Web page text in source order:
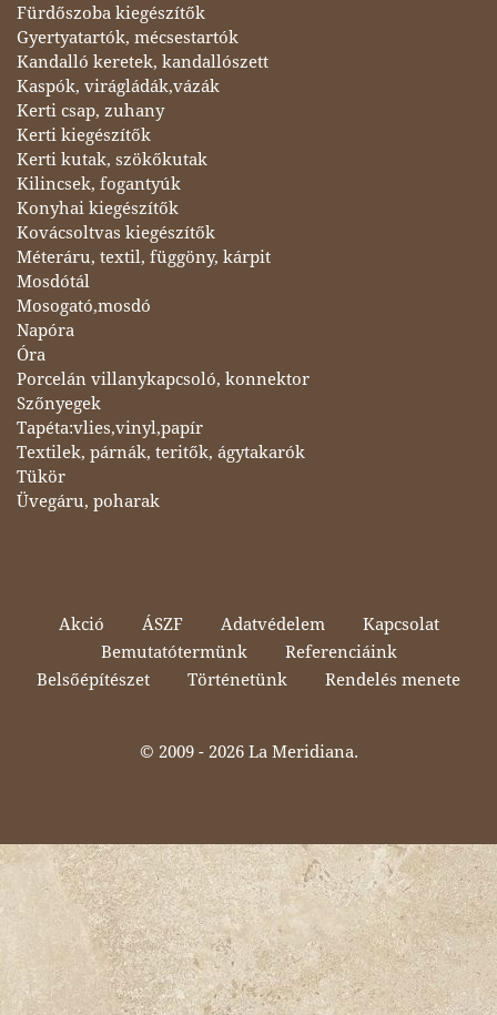
Fürdőszoba kiegészítők
Gyertyatartók, mécsestartók
Kandalló keretek, kandallószett
Kaspók, virágládák,vázák
Kerti csap, zuhany
Kerti kiegészítők
Kerti kutak, szökőkutak
Kilincsek, fogantyúk
Konyhai kiegészítők
Kovácsoltvas kiegészítők
Méteráru, textil, függöny, kárpit
Mosdótál
Mosogató,mosdó
Napóra
Óra
Porcelán villanykapcsoló, konnektor
Szőnyegek
Tapéta:vlies,vinyl,papír
Textilek, párnák, teritők, ágytakarók
Tükör
Üvegáru, poharak
Akció ÁSZF Adatvédelem
Kapcsolat
Bemutatótermünk
Referenciáink
Belsőépítészet
Történetünk Rendelés menete
© 2009 - 2026 La Meridiana.